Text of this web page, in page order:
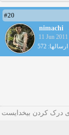
#20
nimachi
11 Jun
ارسالها: 572
درک کردن بیخدایست